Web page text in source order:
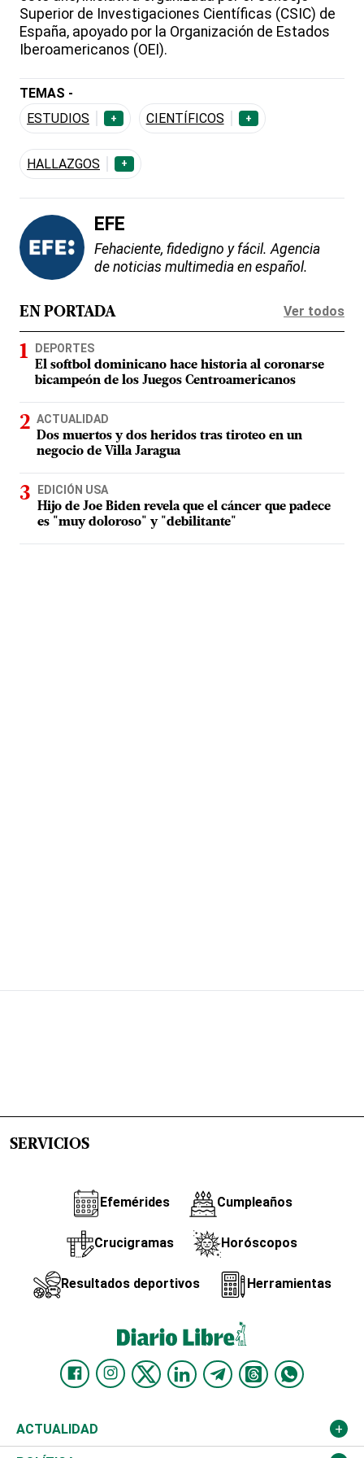
Superior de Investigaciones Científicas (CSIC) de
España, apoyado por la Organización de Estados
Iberoamericanos (OEI).
TEMAS -
ESTUDIOS
+ CIENTÍFICOS +
HALLAZGOS +
EFE
Fehaciente, fidedigno y fácil. Agencia
de noticias multimedia en español.
EN PORTADA Ver todos
DEPORTES
El softbol dominicano hace historia al coronarse
bicampeón de los Juegos Centroamericanos
ACTUALIDAD
Dos muertos y dos heridos tras tiroteo en un
negocio de Villa Jaragua
EDICIÓN USA
Hijo de Joe Biden revela que el cáncer que padece
es "muy doloroso" y "debilitante"
SERVICIOS
Efemérides Cumpleaños
Crucigramas Horóscopos
Resultados deportivos Herramientas
ACTUALIDAD